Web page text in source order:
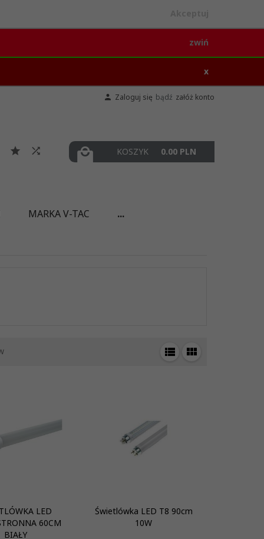
zwiń
x
Zaloguj się bądź załóż konto
KOSZYK 0.00PLN
MARKA V-TAC ...
LED
60CM
BIAŁY
Świetlówka LED T8 90cm
10W